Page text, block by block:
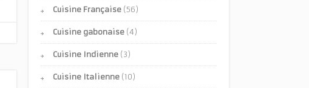
Cuisine Française (56)
Cuisine gabonaise (4)
Cuisine Indienne (3)
Cuisine Italienne (10)